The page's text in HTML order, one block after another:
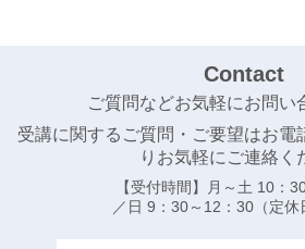
全国中学校水泳競技大会結果
大阪ジュニア水泳競技大会結果
第４４回全国ＪＯＣジュニアオ
技大会 出場者
Contact
ご質問などお気軽にお問い
受講に関するご質問・ご要望はお電
りお気軽にご連絡く
【受付時間】月～土 10：
／日 9：30～12：30（定休